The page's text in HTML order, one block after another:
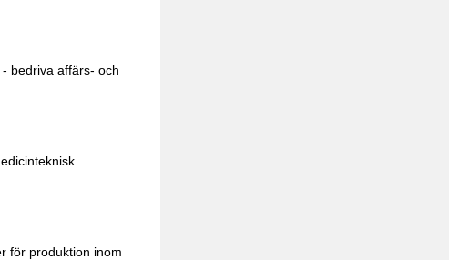
bedriva affärs- och
för produktion inom